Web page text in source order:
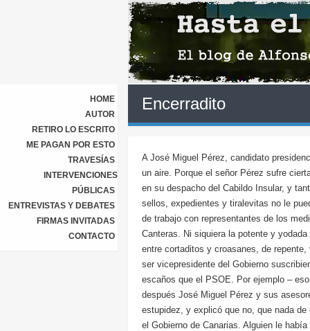
HOME
AUTOR
RETIRO LO ESCRITO
ME PAGAN POR ESTO
TRAVESÍAS
INTERVENCIONES
PÚBLICAS
ENTREVISTAS Y DEBATES
FIRMAS INVITADAS
CONTACTO
Encerradito
A José Miguel Pérez, candidato
un aire. Porque el señor Pérez sufre
en su despacho del Cabildo Insular, y
sellos, expedientes y tiralevitas no le
de trabajo con representantes de los
Canteras. Ni siquiera la potente y
entre cortaditos y croasanes, de
ser vicepresidente del Gobierno
escaños que el PSOE. Por ejemplo –
después José Miguel Pérez y sus
estupidez, y explicó que no, que nada
el Gobierno de Canarias. Alguien le